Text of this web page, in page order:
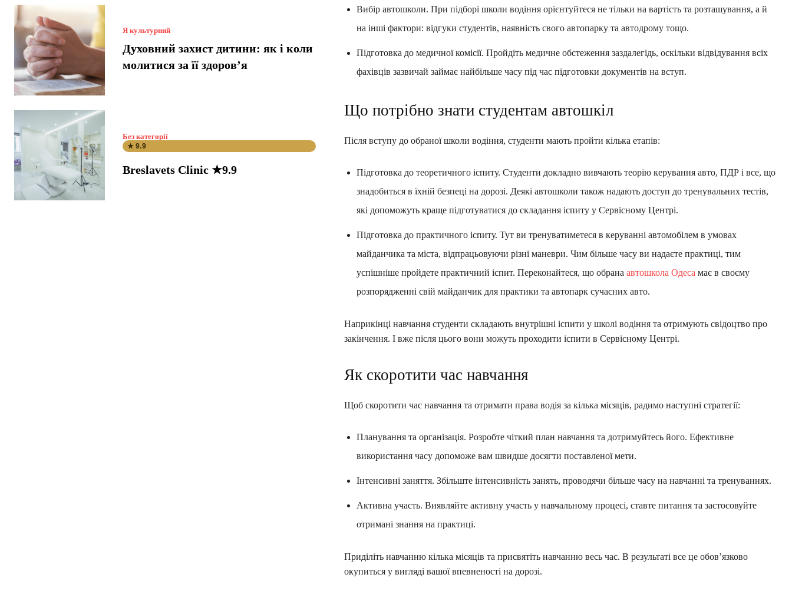
Я культурний
Духовний захист дитини: як і коли
молитися за її здоров’я
Без категорії
★ 9.9
Breslavets Clinic ★9.9
Вибір автошколи. При підборі школи водіння орієнтуйтеся не тільки на вартість та розташування, а й
на інші фактори: відгуки студентів, наявність свого автопарку та автодрому тощо.
Підготовка до медичної комісії. Пройдіть медичне обстеження заздалегідь, оскільки відвідування всіх
фахівців зазвичай займає найбільше часу під час підготовки документів на вступ.
Що потрібно знати студентам автошкіл
Після вступу до обраної школи водіння, студенти мають пройти кілька етапів:
Підготовка до теоретичного іспиту. Студенти докладно вивчають теорію керування авто, ПДР і все, що
знадобиться в їхній безпеці на дорозі. Деякі автошколи також надають доступ до тренувальних тестів,
які допоможуть краще підготуватися до складання іспиту у Сервісному Центрі.
Підготовка до практичного іспиту. Тут ви тренуватиметеся в керуванні автомобілем в умовах
майданчика та міста, відпрацьовуючи різні маневри. Чим більше часу ви надаєте практиці, тим
успішніше пройдете практичний іспит. Переконайтеся, що обрана автошкола Одеса має в своєму
розпорядженні свій майданчик для практики та автопарк сучасних авто.
Наприкінці навчання студенти складають внутрішні іспити у школі водіння та отримують свідоцтво про
закінчення. І вже після цього вони можуть проходити іспити в Сервісному Центрі.
Як скоротити час навчання
Щоб скоротити час навчання та отримати права водія за кілька місяців, радимо наступні стратегії:
Планування та організація. Розробте чіткий план навчання та дотримуйтесь його. Ефективне
використання часу допоможе вам швидше досягти поставленої мети.
Інтенсивні заняття. Збільште інтенсивність занять, проводячи більше часу на навчанні та тренуваннях.
Активна участь. Виявляйте активну участь у навчальному процесі, ставте питання та застосовуйте
отримані знання на практиці.
Приділіть навчанню кілька місяців та присвятіть навчанню весь час. В результаті все це обов’язково
окупиться у вигляді вашої впевненості на дорозі.